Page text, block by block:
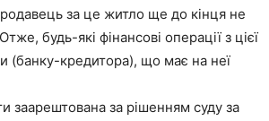
за це житло ще до кінця не
будь-які фінансові операції з цієї
кредитора), що має на неї
заарештована за рішенням суду за